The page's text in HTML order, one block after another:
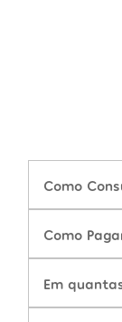
Como
Como
Em